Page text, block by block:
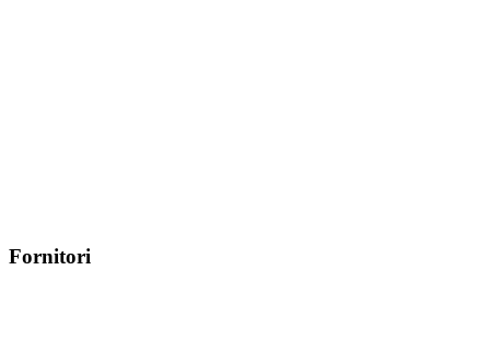
Fornitori